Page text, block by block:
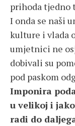
prihoda tjedno
I onda se naši
kulture i vlada
umjetnici ne
dobivali su
pod paskom
Imponira
u velikoj i
radi do